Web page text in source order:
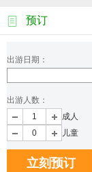
预订
出游日期：
出游人数：
成人
儿童
立刻预订